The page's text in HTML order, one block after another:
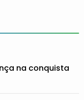
na conquista